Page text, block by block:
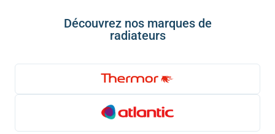
Découvrez nos marques de
radiateurs